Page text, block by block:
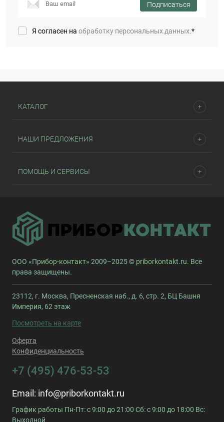
Подписаться
Я согласен на обработку персональных данных.*
КАТАЛОГ
НАШИ ПРЕДЛОЖЕНИЯ
ПОМОЩЬ И СЕРВИСЫ
ООО «Прибор-контакт» 2009–2025 © priborkontakt.ru. Все
права защищены.
23112, г. Москва, Пресненская наб., д. 6, стр. 2, БЦ Башня
Империя, 62 этаж
Посмотреть на карте
Оферта
Конфиденциальность
+7 (495) 476-53-53
Email: info@priborkontakt.ru
График работы Пн-Пт: с 9:00 до 21:00 Сб: с 9:00 до 18:00 Вс:
Выходной